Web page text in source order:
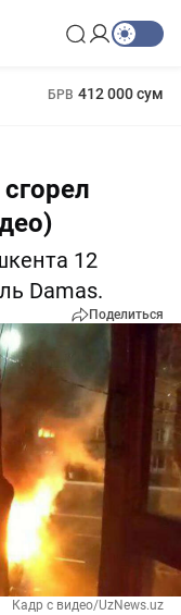
БРВ 412 000 сум
12
Damas.
Поделиться
Кадр с видео/UzNews.uz